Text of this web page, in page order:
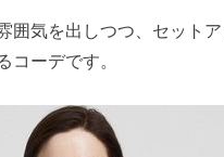
囲気を出しつつ、セット
コーデです。